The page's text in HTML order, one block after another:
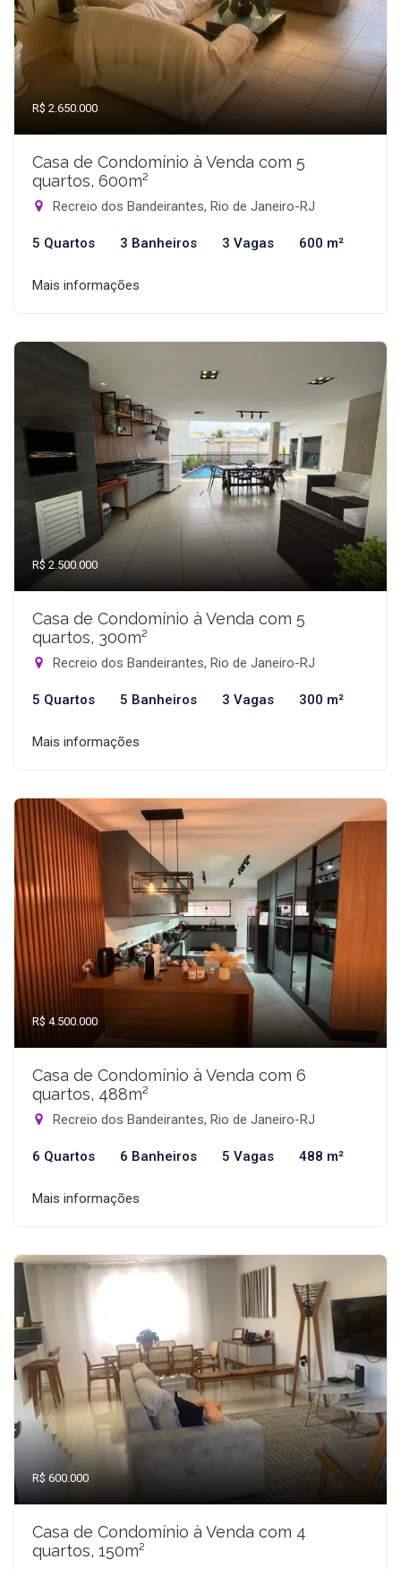
R$ 2.650.000
Casa de Condomínio à Venda com 5
quartos, 600m²
Recreio dos Bandeirantes, Rio de Janeiro-RJ
5 Quartos 3 Banheiros 3 Vagas 600 m²
Mais informações
R$ 2.500.000
Casa de Condomínio à Venda com 5
quartos, 300m²
Recreio dos Bandeirantes, Rio de Janeiro-RJ
5 Quartos 5 Banheiros 3 Vagas 300 m²
Mais informações
R$ 4.500.000
Casa de Condomínio à Venda com 6
quartos, 488m²
Recreio dos Bandeirantes, Rio de Janeiro-RJ
6 Quartos 6 Banheiros 5 Vagas 488 m²
Mais informações
R$ 600.000
Casa de Condomínio à Venda com 4
quartos, 150m²